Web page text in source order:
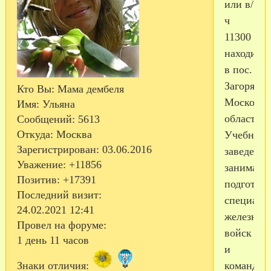
Кто Вы: Мама дембеля
Имя: Ульяна
Сообщений: 5613
Откуда: Москва
Зарегистрирован: 03.06.2016
Уважение: +11856
Позитив: +17391
Последний визит:
24.02.2021 12:41
Провел на форуме:
1 день 11 часов
Знаки отличия:
или в/
ч
11300
находится
в пос.
области.
Учебное
заведение
войск
и